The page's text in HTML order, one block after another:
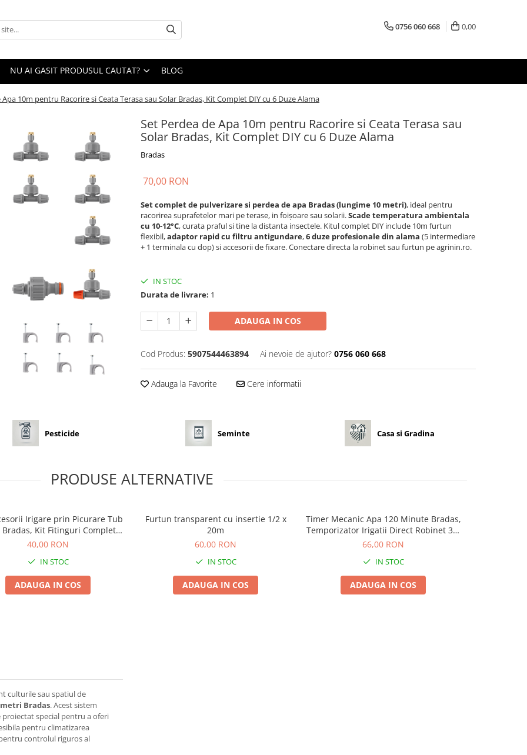
0756 060 668 0,00
NU AI GASIT PRODUSUL CAUTAT? BLOG
10m pentru Racorire si Ceata Terasa sau Solar Bradas, Kit Complet DIY cu 6 Duze Alama
Set Perdea de Apa 10m pentru Racorire si Ceata Terasa sau
Solar Bradas, Kit Complet DIY cu 6 Duze Alama
Bradas
70,00 RON
Set complet de pulverizare si perdea de apa Bradas (lungime 10 metri), ideal pentru
racorirea suprafetelor mari pe terase, in foișoare sau solarii.Scade temperatura ambientala
cu 10-12°C, curata praful si tine la distanta insectele. Kitul complet DIY include 10m furtun
flexibil,adaptor rapid cu filtru antigundare,6 duze profesionale din alama (5 intermediare
+ 1 terminala cu dop) si accesorii de fixare. Conectare directa la robinet sau furtun pe agrinin.ro.
IN STOC
Durata de livrare: 1
ADAUGA IN COS
Cod Produs: 5907544463894 Ai nevoie de ajutor? 0756 060 668
Adauga la Favorite Cere informatii
Pesticide Seminte Casa si Gradina
PRODUSE ALTERNATIVE
Irigare prin Picurare Tub
Bradas, Kit Fitinguri Complete
(27 piese/set)
40,00 RON
IN STOC
ADAUGA IN COS
Furtun transparent cu insertie 1/2 x
20m
60,00 RON
IN STOC
ADAUGA IN COS
Timer Mecanic Apa 120 Minute Bradas,
Temporizator Irigatii Direct Robinet 3/4
fara Baterii
66,00 RON
IN STOC
ADAUGA IN COS
culturile sau spatiul de
Bradas. Acest sistem
special pentru a oferi
pentru climatizarea
controlul riguros al